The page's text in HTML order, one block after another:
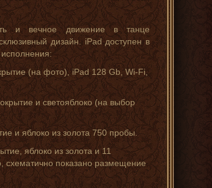
и вечное движение в танце
дизайн. iPad доступен в
исполнения:
(на фото), iPad 128 Gb, Wi-Fi,
и светояблоко (на выбор
и яблоко из золота 750 пробы.
яблоко из золота и 11
схематично показано размещение